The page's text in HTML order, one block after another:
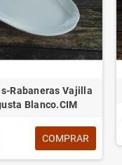
Rabaneras Vajilla
Blanco.CIM
COMPRAR